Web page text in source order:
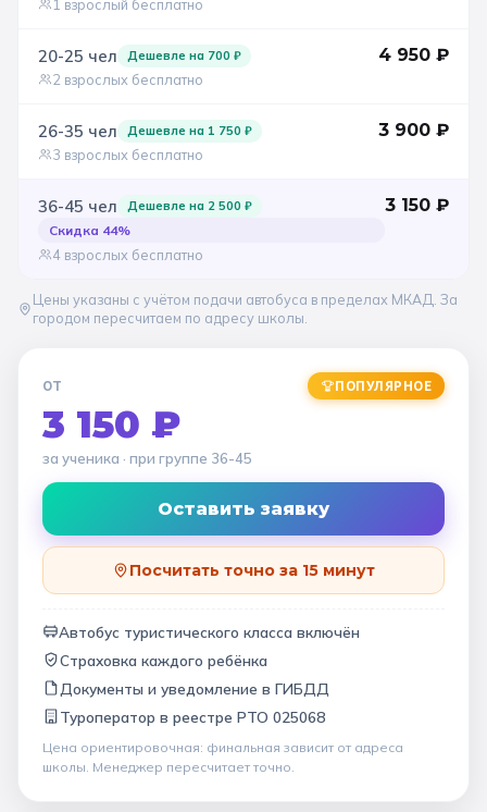
1 взрослый бесплатно
20-25 чел Дешевле на 700 ₽
2 взрослых бесплатно
4 950 ₽
26-35 чел Дешевле на 1 750 ₽
3 взрослых бесплатно
3 900 ₽
36-45 чел
Скидка 44%
Дешевле на 2 500 ₽
4 взрослых бесплатно
3 150 ₽
Цены указаны с учётом подачи автобуса в пределах МКАД. За
городом пересчитаем по адресу школы.
ОТ ПОПУЛЯРНОЕ
3 150 ₽
за ученика · при группе 36-45
Оставить заявку
Посчитать точно за 15 минут
Автобус туристического класса включён
Страховка каждого ребёнка
Документы и уведомление в ГИБДД
Туроператор в реестре РТО 025068
Цена ориентировочная: финальная зависит от адреса
школы . Менеджер пересчитает точно.